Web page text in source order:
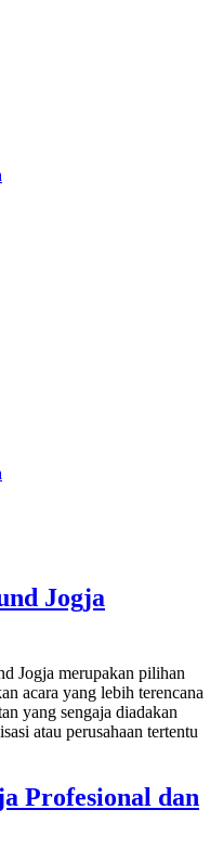
Jogja
Jogja merupakan pilihan
acara yang lebih terencana
yang sengaja diadakan
atau perusahaan tertentu
Profesional dan